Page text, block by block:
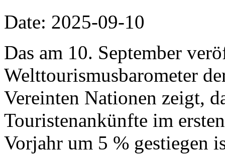
Date: 2025-09-10
Das am 10. September
Welttourismusbarometer
Vereinten Nationen zeigt,
Touristenankünfte im
Vorjahr um 5 % gestiegen